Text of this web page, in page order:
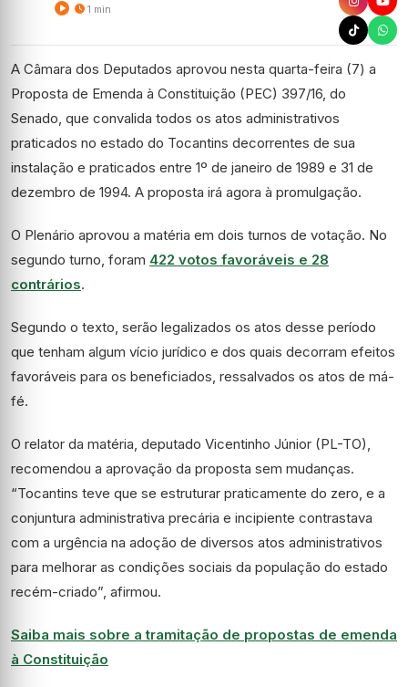
1 min
A Câmara dos Deputados aprovou nesta quarta-feira (7) a
Proposta de Emenda à Constituição (PEC) 397/16, do
Senado, que convalida todos os atos administrativos
praticados no estado do Tocantins decorrentes de sua
instalação e praticados entre 1º de janeiro de 1989 e 31 de
dezembro de 1994. A proposta irá agora à promulgação.
O Plenário aprovou a matéria em dois turnos de votação. No
segundo turno, foram 422 votos favoráveis e 28
contrários.
Segundo o texto, serão legalizados os atos desse período
que tenham algum vício jurídico e dos quais decorram efeitos
favoráveis para os beneficiados, ressalvados os atos de má-
fé.
O relator da matéria, deputado Vicentinho Júnior (PL-TO),
recomendou a aprovação da proposta sem mudanças.
“Tocantins teve que se estruturar praticamente do zero, e a
conjuntura administrativa precária e incipiente contrastava
com a urgência na adoção de diversos atos administrativos
para melhorar as condições sociais da população do estado
recém-criado”, afirmou.
Saiba mais sobre a tramitação de propostas de emenda
à Constituição